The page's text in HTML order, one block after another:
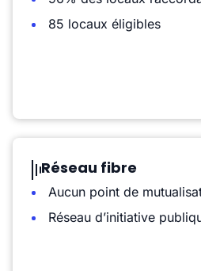
85 locaux éligibles
Réseau fibre
Aucun point de
Réseau d’initiative